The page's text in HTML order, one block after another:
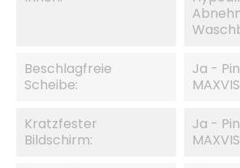
Beschlagfreie
Scheibe:
Ja -
Kratzfester
Bildschirm:
Ja -